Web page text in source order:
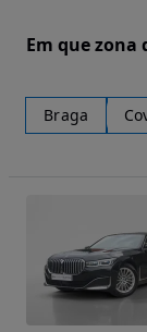
Em que zona
Braga